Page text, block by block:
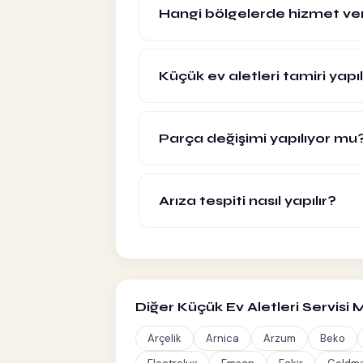
bölgenizdeki ekip uygunluğuna göre
Hangi bölgelerde hizmet
Talebinizi oluşturduğunuzda,
Küçük ev aletleri tamiri
parça değişimi desteği sağlanabilir.
Parça değişimi yapılıyor
Parça değişimi öncesinde kullanıcıya
Arıza tespiti nasıl yapılır?
elektronik bileşenleri kontrol edilerek
Diğer Küçük Ev Aletleri Servisi
Arçelik Arnica Arzum Beko